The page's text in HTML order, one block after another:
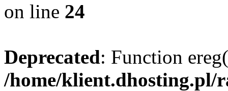
on line 24
Deprecated: Function
/home/klient.dhosting.pl/